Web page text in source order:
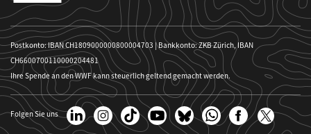
Postkonto: IBAN CH1809000000800004703 | Bankkonto: ZKB Zürich, IBAN
CH6600700110000204481
Ihre Spende an den WWF kann steuerlich geltend gemacht werden.
Folgen Sie uns